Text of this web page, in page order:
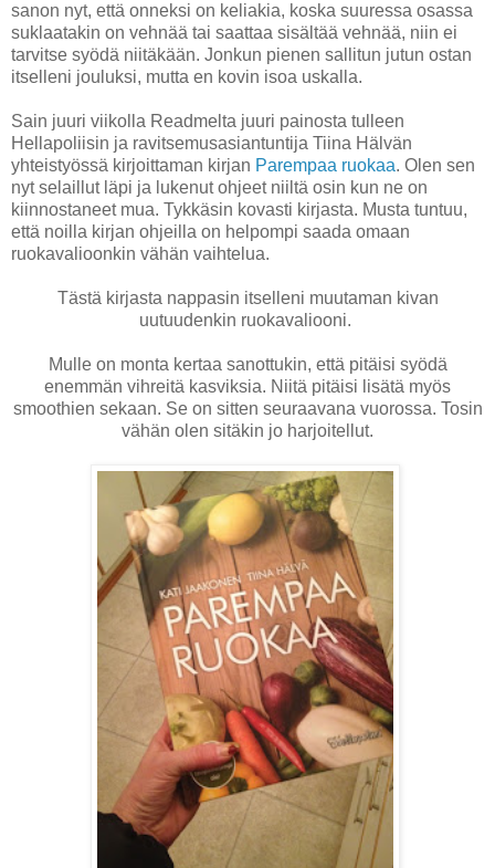
sanon nyt, että onneksi on keliakia, koska suuressa osassa
suklaatakin on vehnää tai saattaa sisältää vehnää, niin ei
tarvitse syödä niitäkään. Jonkun pienen sallitun jutun ostan
itselleni jouluksi, mutta en kovin isoa uskalla.
Sain juuri viikolla Readmelta juuri painosta tulleen
Hellapoliisin ja ravitsemusasiantuntija Tiina Hälvän
yhteistyössä kirjoittaman kirjan Parempaa ruokaa. Olen sen
nyt selaillut läpi ja lukenut ohjeet niiltä osin kun ne on
kiinnostaneet mua. Tykkäsin kovasti kirjasta. Musta tuntuu,
että noilla kirjan ohjeilla on helpompi saada omaan
ruokavalioonkin vähän vaihtelua.
Tästä kirjasta nappasin itselleni muutaman kivan
uutuudenkin ruokavaliooni.
Mulle on monta kertaa sanottukin, että pitäisi syödä
enemmän vihreitä kasviksia. Niitä pitäisi lisätä myös
smoothien sekaan. Se on sitten seuraavana vuorossa. Tosin
vähän olen sitäkin jo harjoitellut.